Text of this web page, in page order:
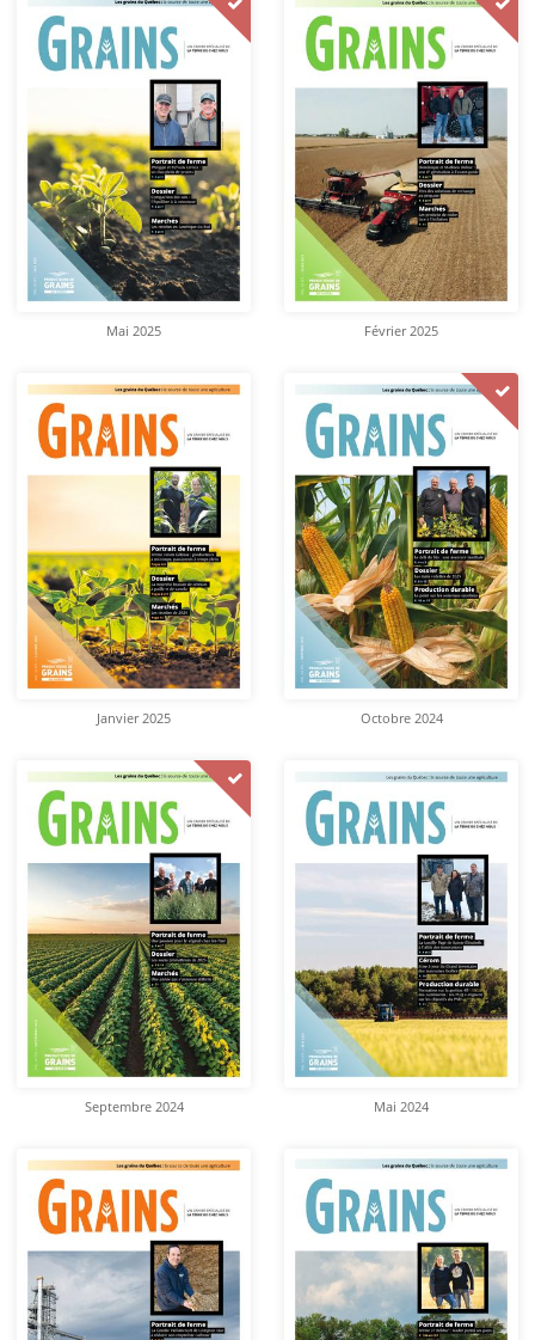
Mai 2025 Février 2025
Janvier 2025 Octobre 2024
Septembre 2024 Mai 2024